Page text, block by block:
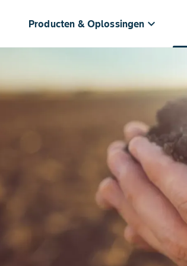
Producten & Oplossingen keyboard_arrow_down